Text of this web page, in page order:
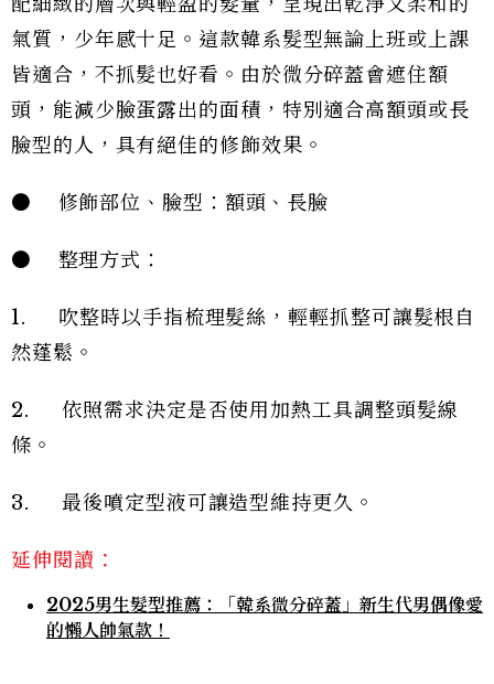
配細緻的層次與輕盈的髮量，呈現出乾淨又柔和的
氣質，少年感十足。這款韓系髮型無論上班或上課
皆適合，不抓髮也好看。由於微分碎蓋會遮住額
頭，能減少臉蛋露出的面積，特別適合高額頭或長
臉型的人，具有絕佳的修飾效果。
● 修飾部位、臉型：額頭、長臉
● 整理方式：
1. 吹整時以手指梳理髮絲，輕輕抓整可讓髮根自
然蓬鬆。
2. 依照需求決定是否使用加熱工具調整頭髮線
條。
3. 最後噴定型液可讓造型維持更久。
延伸閱讀：
2025男生髮型推薦：「韓系微分碎蓋」新生代男偶像愛
的懶人帥氣款！